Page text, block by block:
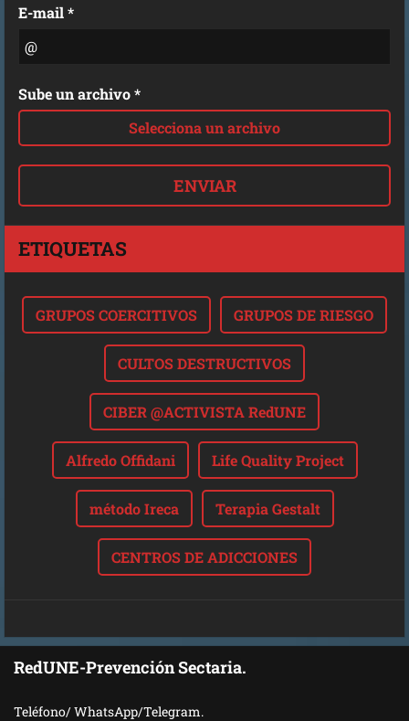
E-mail *
Sube un archivo *
Selecciona un archivo
ETIQUETAS
GRUPOS COERCITIVOS GRUPOS DE RIESGO
CULTOS DESTRUCTIVOS
CIBER @ACTIVISTA RedUNE
Alfredo Offidani Life Quality Project
método Ireca Terapia Gestalt
CENTROS DE ADICCIONES
RedUNE-Prevención Sectaria.
Teléfono/ WhatsApp/Telegram.